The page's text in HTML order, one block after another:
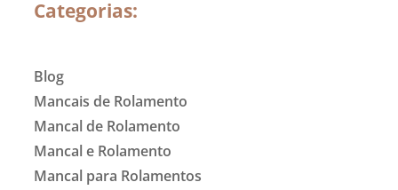
Categorias:
Blog
Mancais de Rolamento
Mancal de Rolamento
Mancal e Rolamento
Mancal para Rolamentos